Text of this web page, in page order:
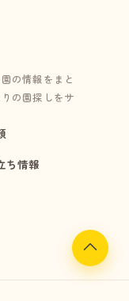
の情報をまと
の園探しをサ
ち情報